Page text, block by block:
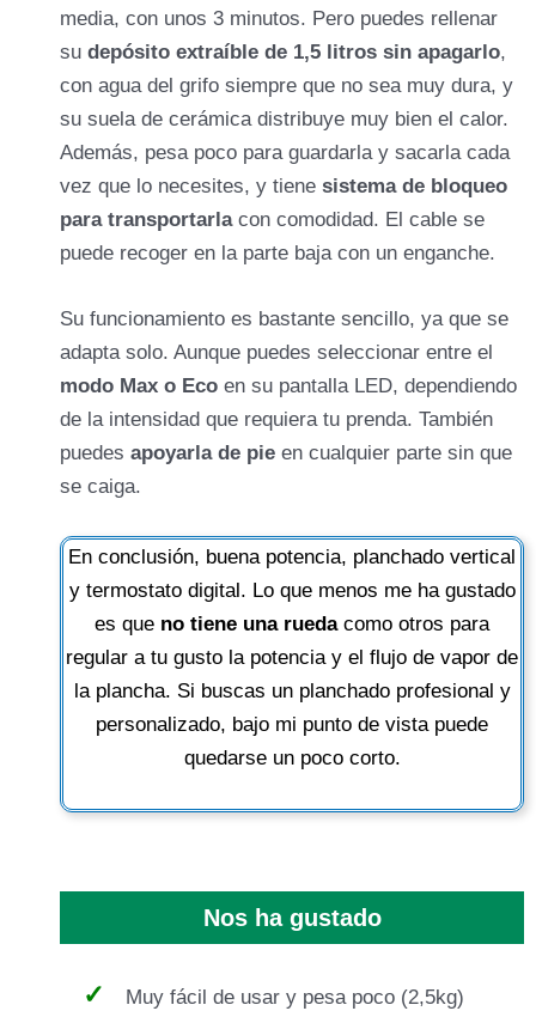
media, con unos 3 minutos. Pero puedes rellenar
su depósito extraíble de 1,5 litros sin apagarlo,
con agua del grifo siempre que no sea muy dura, y
su suela de cerámica distribuye muy bien el calor.
Además, pesa poco para guardarla y sacarla cada
vez que lo necesites, y tiene sistema de bloqueo
para transportarlacon comodidad. El cable se
puede recoger en la parte baja con un enganche.
Su funcionamiento es bastante sencillo, ya que se
adapta solo. Aunque puedes seleccionar entre el
modo Max o Eco en su pantalla LED, dependiendo
de la intensidad que requiera tu prenda. También
puedes apoyarla de pie en cualquier parte sin que
se caiga.
En conclusión, buena potencia, planchado vertical
y termostato digital. Lo que menos me ha gustado
es que no tiene una ruedacomo otros para
regular a tu gusto la potencia y el flujo de vapor de
la plancha. Si buscas un planchado profesional y
personalizado, bajo mi punto de vista puede
quedarse un poco corto.
Nos ha gustado
Muy fácil de usar y pesa poco (2,5kg)